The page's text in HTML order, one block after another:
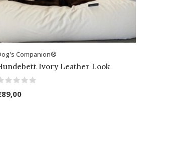
Companion®
Ivory Leather Look